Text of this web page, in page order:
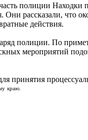
полиции Находки
Они рассказали, что
действия.
полиции. По
мероприятий
принятия
краю.